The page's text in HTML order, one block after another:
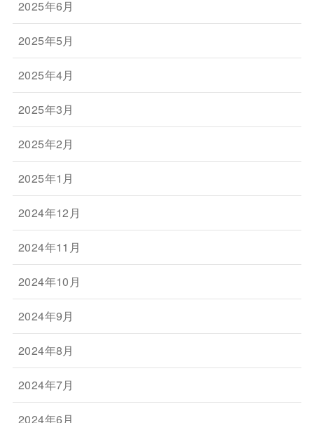
2025年6月
2025年5月
2025年4月
2025年3月
2025年2月
2025年1月
2024年12月
2024年11月
2024年10月
2024年9月
2024年8月
2024年7月
2024年6月